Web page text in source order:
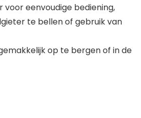
eenvoudige bediening,
te bellen of gebruik van
op te bergen of in de